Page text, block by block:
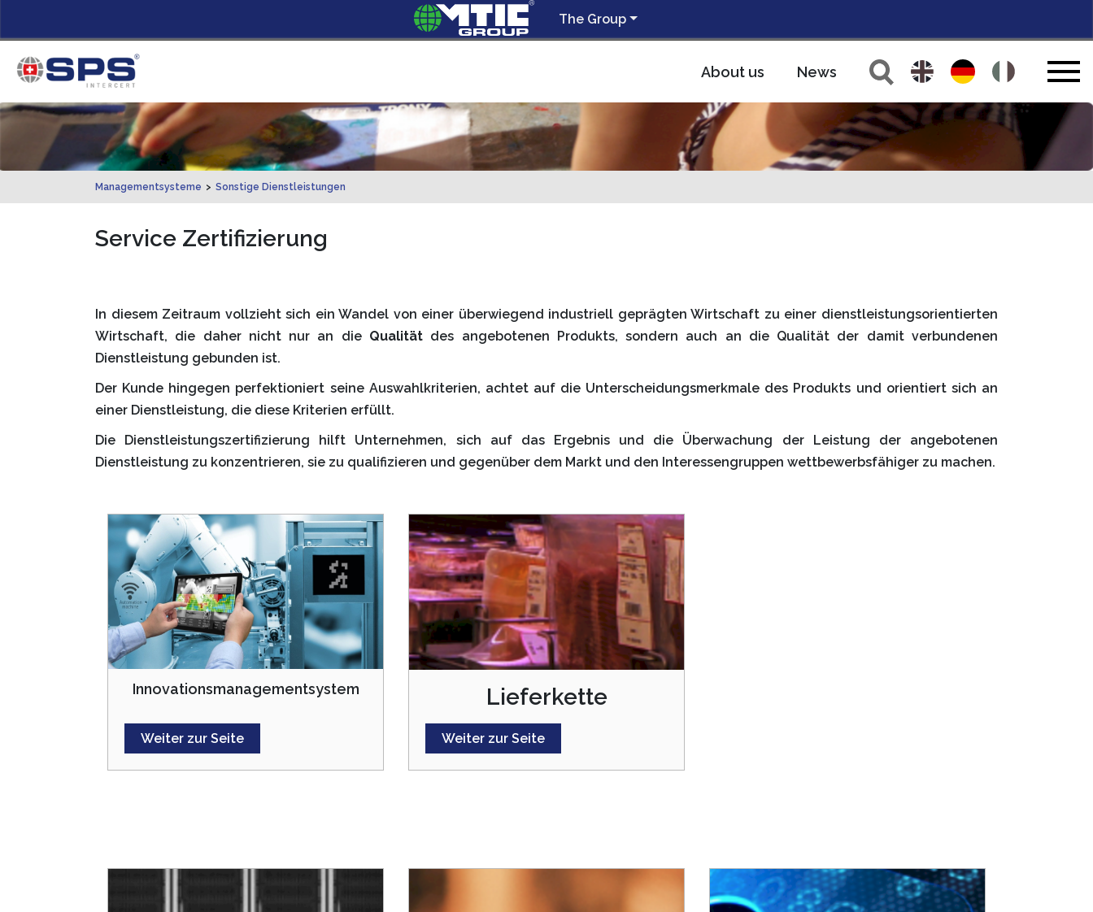
The Group
About us News
Managementsysteme > Sonstige Dienstleistungen
Service Zertifizierung
In diesem Zeitraum vollzieht sich ein Wandel von einer überwiegend industriell geprägten Wirtschaft zu einer dienstleistungsorientierten
Wirtschaft, die daher nicht nur an die Qualität des angebotenen Produkts, sondern auch an die Qualität der damit verbundenen
Dienstleistung gebunden ist.
Der Kunde hingegen perfektioniert seine Auswahlkriterien, achtet auf die Unterscheidungsmerkmale des Produkts und orientiert sich an
einer Dienstleistung, die diese Kriterien erfüllt.
Die Dienstleistungszertifizierung hilft Unternehmen, sich auf das Ergebnis und die Überwachung der Leistung der angebotenen
Dienstleistung zu konzentrieren, sie zu qualifizieren und gegenüber dem Markt und den Interessengruppen wettbewerbsfähiger zu machen.
Innovationsmanagementsystem
Weiter zur Seite
Lieferkette
Weiter zur Seite